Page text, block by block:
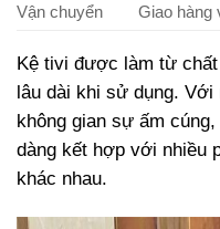
Vận chuyển
Giao hàng
Kệ tivi được làm từ
lâu dài khi sử dụng. Với
không gian sự ấm
dàng kết hợp với nhiều
khác nhau.